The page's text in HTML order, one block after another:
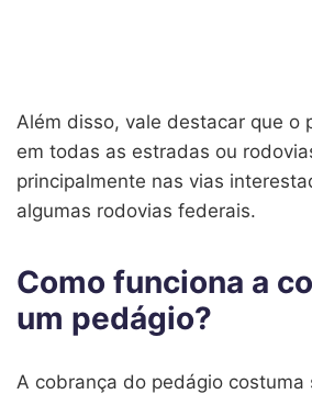
Além disso, vale destacar que o
em todas as estradas ou
principalmente nas vias
algumas rodovias federais.
Como funciona a
um pedágio?
A cobrança do pedágio costuma